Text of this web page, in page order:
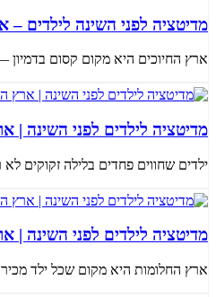
מדיטציה לפני השינה לילדים –
ארץ החיוכים היא מקום קסום בדמיון
מדיטציה לילדים לפני השינה |
ילדים שחווים פחדים בלילה זקוקים
מדיטציה לילדים לפני השינה |
ארץ החלומות היא מקום שכל ילד